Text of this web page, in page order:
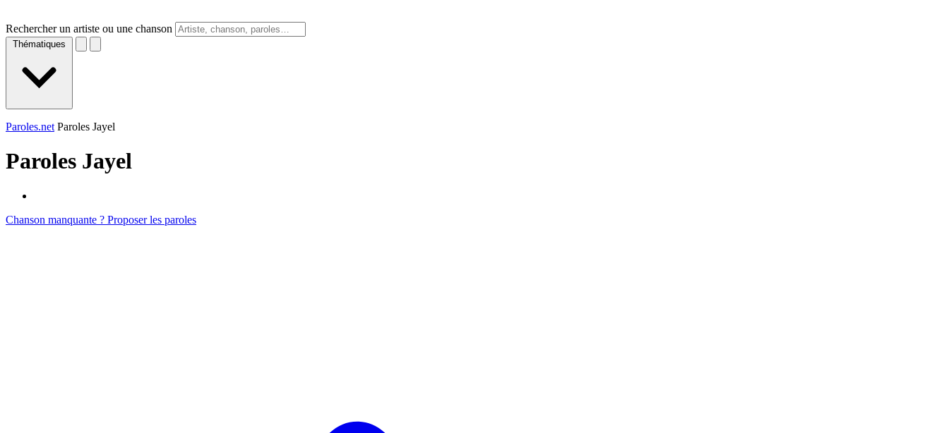
Rechercher un artiste ou une chanson
Thématiques
Paroles.net Paroles Jayel
Paroles Jayel
Chanson manquante ? Proposer les paroles